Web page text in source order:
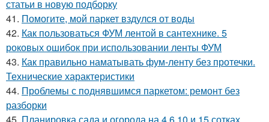
статьи в новую подборку
41. Помогите, мой паркет вздулся от воды
42. Как пользоваться ФУМ лентой в сантехнике. 5
роковых ошибок при использовании ленты ФУМ
43. Как правильно наматывать фум-ленту без протечки.
Технические характеристики
44. Проблемы с поднявшимся паркетом: ремонт без
разборки